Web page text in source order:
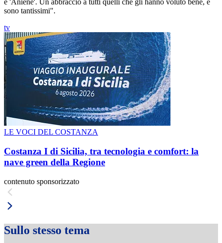
e 'Aniene'. Un abbraccio a tutti quelli che gli hanno voluto bene, e
sono tantissimi".
tv
LE VOCI DEL COSTANZA
Costanza I di Sicilia, tra tecnologia e comfort: la
nave green della Regione
contenuto sponsorizzato
Sullo stesso tema